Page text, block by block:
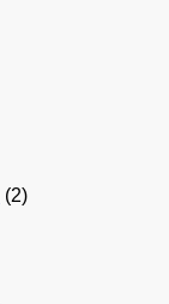
(2)